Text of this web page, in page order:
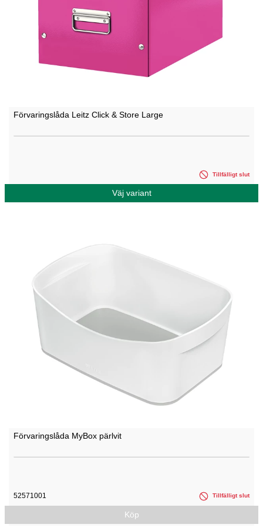
Förvaringslåda Leitz Click & Store Large
Tillfälligt slut
Väj variant
Förvaringslåda MyBox pärlvit
52571001 Tillfälligt slut
Köp